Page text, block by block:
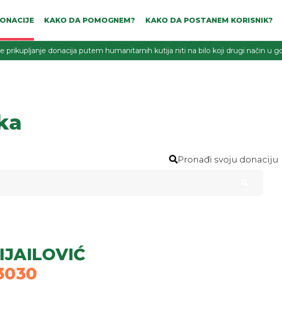
KAKO DA POMOGNEM? KAKO DA POSTANEM KORISNIK?
prikupljanje donacija putem humanitarnih kutija niti na bilo koji drugi način u
Pronađi svoju donaciju